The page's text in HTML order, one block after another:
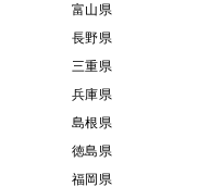
富山県
長野県
三重県
兵庫県
島根県
徳島県
福岡県